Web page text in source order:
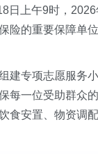
日上午9时，
险的重要保障单
建专项志愿服务
每一位受助群众
食安置、物资调